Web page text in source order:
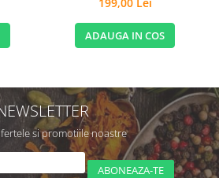
ADAUGA IN COS
si promotiile noastre